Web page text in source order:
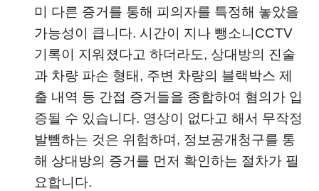
미 다른 증거를 통해 피의자를 특정해 놓았을
가능성이 큽니다. 시간이 지나 뺑소니CCTV
기록이 지워졌다고 하더라도, 상대방의 진술
과 차량 파손 형태, 주변 차량의 블랙박스 제
출 내역 등 간접 증거들을 종합하여 혐의가 입
증될 수 있습니다. 영상이 없다고 해서 무작정
발뺌하는 것은 위험하며, 정보공개청구를 통
해 상대방의 증거를 먼저 확인하는 절차가 필
요합니다.